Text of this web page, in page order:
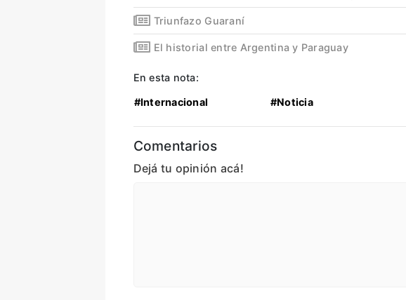
Triunfazo Guaraní
El historial entre Argentina y Paraguay
En esta nota:
#Internacional #Noticia
Comentarios
Dejá tu opinión acá!